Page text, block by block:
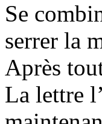
Se
serrer la
Après
La lettre